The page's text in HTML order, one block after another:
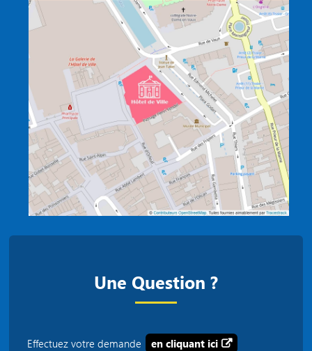
Une Question ?
Effectuez votre demande
en cliquant ici